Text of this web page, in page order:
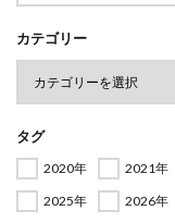
カテゴリー
タグ
2020年 2021年
2025年
2026年